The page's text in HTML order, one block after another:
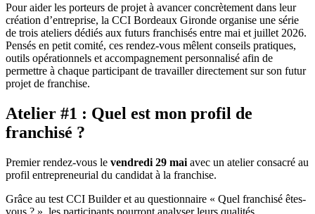
Pour aider les porteurs de projet à avancer concrètement dans leur
création d’entreprise, la CCI Bordeaux Gironde organise une série
de trois ateliers dédiés aux futurs franchisés entre mai et juillet 2026.
Pensés en petit comité, ces rendez-vous mêlent conseils pratiques,
outils opérationnels et accompagnement personnalisé afin de
permettre à chaque participant de travailler directement sur son futur
projet de franchise.
Atelier #1 : Quel est mon profil de
franchisé ?
Premier rendez-vous le vendredi 29 mai avec un atelier consacré au
profil entrepreneurial du candidat à la franchise.
Grâce au test CCI Builder et au questionnaire « Quel franchisé êtes-